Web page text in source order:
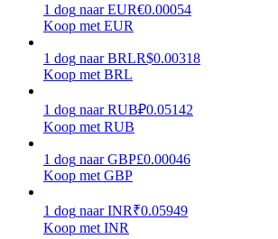
Macht varkentje
Verdien dagelijks competitieve beloningen
1 dog naar EUR€0.00054
Koop met EUR
1 dog naar BRLR$0.00318
Koop met BRL
1 dog naar RUB₽0.05142
Koop met RUB
1 dog naar GBP£0.00046
Koop met GBP
1 dog naar INR₹0.05949
Koop met INR